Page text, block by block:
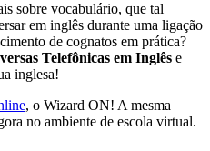
sobre vocabulário, que tal
em inglês durante uma ligação
de cognatos em prática?
Telefônicas em Inglês e
inglesa!
, o Wizard ON! A mesma
no ambiente de escola virtual.